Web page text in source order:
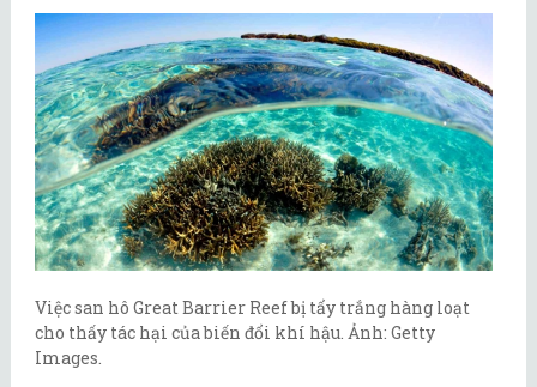
Việc san hô Great Barrier Reef bị tẩy trắng hàng loạt
cho thấy tác hại của biến đổi khí hậu. Ảnh: Getty
Images.